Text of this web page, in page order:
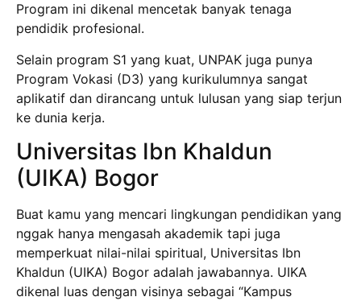
Program ini dikenal mencetak banyak tenaga
pendidik profesional.
Selain program S1 yang kuat, UNPAK juga punya
Program Vokasi (D3) yang kurikulumnya sangat
aplikatif dan dirancang untuk lulusan yang siap terjun
ke dunia kerja.
Universitas Ibn Khaldun
(UIKA) Bogor
Buat kamu yang mencari lingkungan pendidikan yang
nggak hanya mengasah akademik tapi juga
memperkuat nilai-nilai spiritual, Universitas Ibn
Khaldun (UIKA) Bogor adalah jawabannya. UIKA
dikenal luas dengan visinya sebagai “Kampus